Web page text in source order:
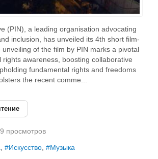
(PIN), a leading organisation advocating
inclusion, has unveiled its 4th short film-
of the film by PIN marks a pivotal
rights awareness, boosting collaborative
fundamental rights and freedoms
the recent comme...
просмотров
Искусство Музыка